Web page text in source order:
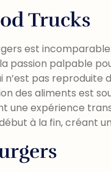
Trucks
est
passion palpable
pas reproduite
des aliments est
une expérience
à la fin, créant